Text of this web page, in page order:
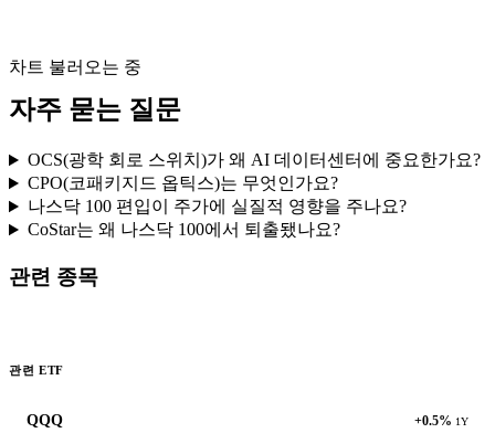
차트 불러오는 중
자주 묻는 질문
OCS(광학 회로 스위치)가 왜 AI 데이터센터에 중요한가요?
CPO(코패키지드 옵틱스)는 무엇인가요?
나스닥 100 편입이 주가에 실질적 영향을 주나요?
CoStar는 왜 나스닥 100에서 퇴출됐나요?
관련 종목
관련 ETF
QQQ +0.5% 1Y